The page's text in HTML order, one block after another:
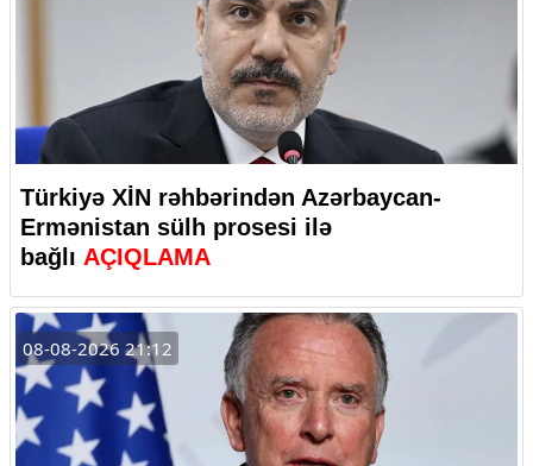
Türkiyə XİN rəhbərindən Azərbaycan-
Ermənistan sülh prosesi ilə
bağlı AÇIQLAMA
08-08-2026 21:12